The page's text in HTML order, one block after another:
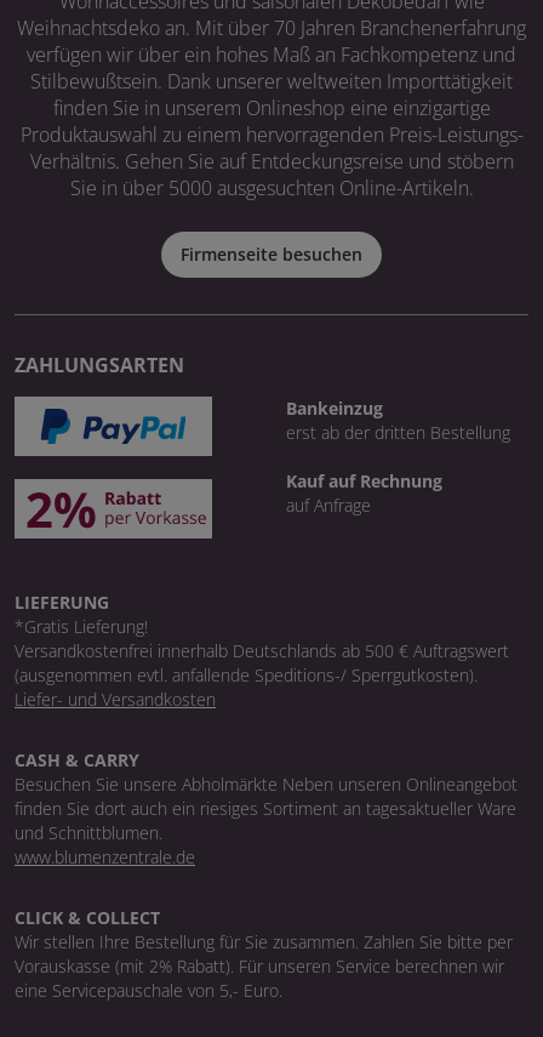
Weihnachtsdeko an. Mit über 70 Jahren Branchenerfahrung
verfügen wir über ein hohes Maß an Fachkompetenz und
Stilbewußtsein. Dank unserer weltweiten Importtätigkeit
finden Sie in unserem Onlineshop eine einzigartige
Produktauswahl zu einem hervorragenden Preis-Leistungs-
Verhältnis. Gehen Sie auf Entdeckungsreise und stöbern
Sie in über 5000 ausgesuchten Online-Artikeln.
Firmenseite besuchen
ZAHLUNGSARTEN
Bankeinzug
erst ab der dritten Bestellung
Kauf auf Rechnung
auf Anfrage
LIEFERUNG
*Gratis Lieferung!
Versandkostenfrei innerhalb Deutschlands ab 500 € Auftragswert
(ausgenommen evtl. anfallende Speditions-/ Sperrgutkosten).
Liefer- und Versandkosten
CASH & CARRY
Besuchen Sie unsere Abholmärkte Neben unseren Onlineangebot
finden Sie dort auch ein riesiges Sortiment an tagesaktueller Ware
und Schnittblumen.
www.blumenzentrale.de
CLICK & COLLECT
Wir stellen Ihre Bestellung für Sie zusammen. Zahlen Sie bitte per
Vorauskasse (mit 2% Rabatt). Für unseren Service berechnen wir
eine Servicepauschale von 5,- Euro.